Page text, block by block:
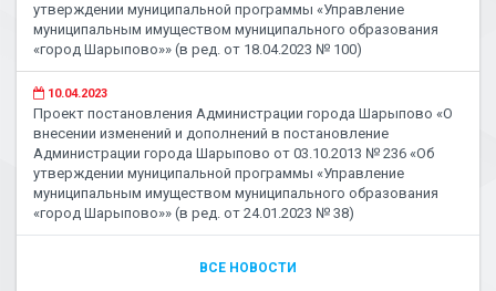
утверждении муниципальной программы «Управление
муниципальным имуществом муниципального образования
«город Шарыпово»» (в ред. от 18.04.2023 № 100)
10.04.2023
Проект постановления Администрации города Шарыпово «О
внесении изменений и дополнений в постановление
Администрации города Шарыпово от 03.10.2013 № 236 «Об
утверждении муниципальной программы «Управление
муниципальным имуществом муниципального образования
«город Шарыпово»» (в ред. от 24.01.2023 № 38)
ВСЕ НОВОСТИ